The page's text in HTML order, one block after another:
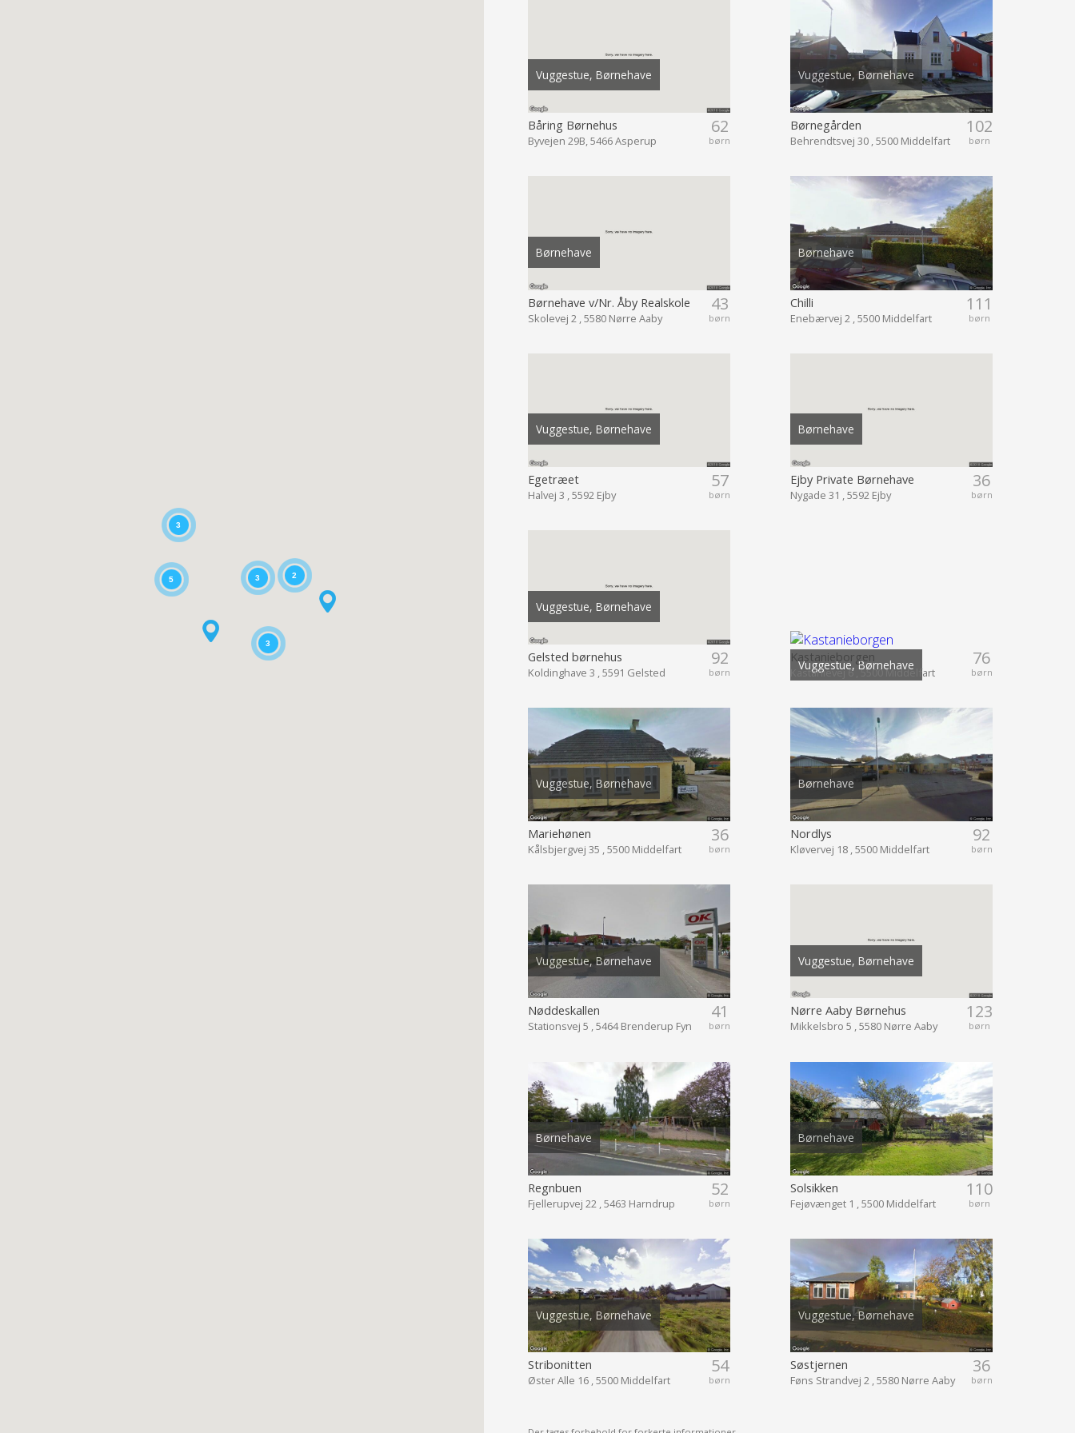
3
5 3
3
2
Vuggestue, Børnehave
62
børn
Båring Børnehus
Byvejen 29B, 5466 Asperup
Vuggestue, Børnehave
102
børn
Børnegården
Behrendtsvej 30 , 5500 Middelfart
Børnehave
43
børn
Børnehave v/Nr. Åby Realskole
Skolevej 2 , 5580 Nørre Aaby
Børnehave
111
børn
Chilli
Enebærvej 2 , 5500 Middelfart
Vuggestue, Børnehave
57
børn
Egetræet
Halvej 3 , 5592 Ejby
Børnehave
36
børn
Ejby Private Børnehave
Nygade 31 , 5592 Ejby
Vuggestue, Børnehave
92
børn
Gelsted børnehus
Koldinghave 3 , 5591 Gelsted Vuggestue, Børnehave 76
børn
Kastanieborgen
Kastanievej 6 , 5500 Middelfart
Vuggestue, Børnehave
36
børn
Mariehønen
Kålsbjergvej 35 , 5500 Middelfart
Børnehave
92
børn
Nordlys
Kløvervej 18 , 5500 Middelfart
Vuggestue, Børnehave
41
børn
Nøddeskallen
Stationsvej 5 , 5464 Brenderup Fyn
Vuggestue, Børnehave
123
børn
Nørre Aaby Børnehus
Mikkelsbro 5 , 5580 Nørre Aaby
Børnehave
52
børn
Regnbuen
Fjellerupvej 22 , 5463 Harndrup
Børnehave
110
børn
Solsikken
Fejøvænget 1 , 5500 Middelfart
Vuggestue, Børnehave
54
børn
Stribonitten
Øster Alle 16 , 5500 Middelfart
Vuggestue, Børnehave
36
børn
Søstjernen
Føns Strandvej 2 , 5580 Nørre Aaby